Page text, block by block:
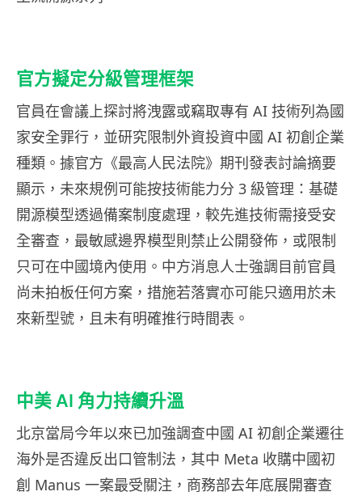
官方擬定分級管理框架
官員在會議上探討將洩露或竊取專有 AI 技術列為國
家安全罪行，並研究限制外資投資中國 AI 初創企業
種類。據官方《最高人民法院》期刊發表討論摘要
顯示，未來規例可能按技術能力分 3 級管理：基礎
開源模型透過備案制度處理，較先進技術需接受安
全審查，最敏感邊界模型則禁止公開發佈，或限制
只可在中國境內使用。中方消息人士強調目前官員
尚未拍板任何方案，措施若落實亦可能只適用於未
來新型號，且未有明確推行時間表。
中美 AI 角力持續升溫
北京當局今年以來已加強調查中國 AI 初創企業遷往
海外是否違反出口管制法，其中 Meta 收購中國初
創 Manus 一案最受關注，商務部去年底展開審查